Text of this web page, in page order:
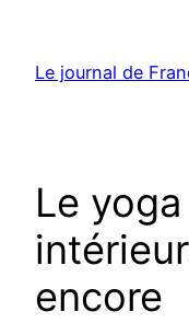
contenu
Le journal de
Le
encore